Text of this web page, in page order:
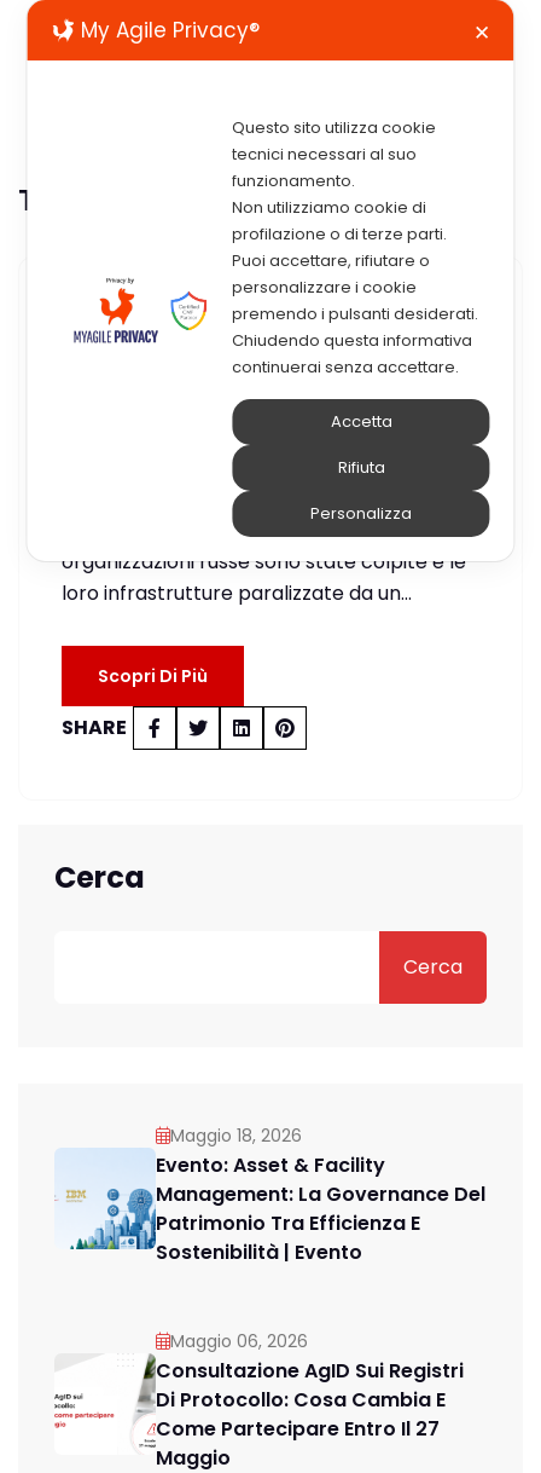
Tag: veeam backup
24 Ottobre 2017
Bad Rabbit: Continua
L’escalation Di Attacchi
Ransomware
Bad Rabbit – un nuovo capitolo della saga
ransomware Il 24 Ottobre, numerose
organizzazioni russe sono state colpite e le
loro infrastrutture paralizzate da un…
Scopri Di Più
SHARE
Cerca
Cerca
Maggio 18, 2026
Evento: Asset & Facility
Management: La Governance Del
Patrimonio Tra Efficienza E
Sostenibilità | Evento
Maggio 06, 2026
Consultazione AgID Sui Registri
Di Protocollo: Cosa Cambia E
Come Partecipare Entro Il 27
Maggio
My Agile Privacy® ✕
Questo sito utilizza cookie
tecnici necessari al suo
funzionamento.
Non utilizziamo cookie di
profilazione o di terze parti.
Puoi accettare, rifiutare o
personalizzare i cookie
premendo i pulsanti desiderati.
Chiudendo questa informativa
continuerai senza accettare.
Accetta
Rifiuta
Personalizza